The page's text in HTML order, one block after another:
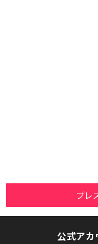
プレ
公式アカ